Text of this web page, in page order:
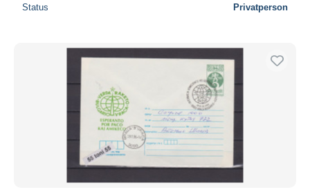
Status Privatperson